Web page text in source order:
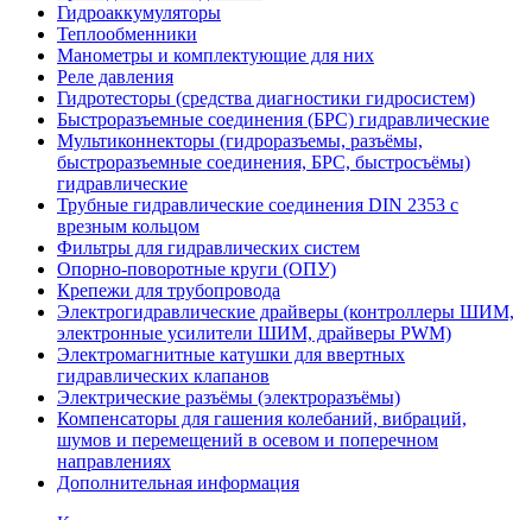
Гидроаккумуляторы
Теплообменники
Манометры и комплектующие для них
Реле давления
Гидротесторы (средства диагностики гидросистем)
Быстроразъемные соединения (БРС) гидравлические
Мультиконнекторы (гидроразъемы, разъёмы,
быстроразъемные соединения, БРС, быстросъёмы)
гидравлические
Трубные гидравлические соединения DIN 2353 с
врезным кольцом
Фильтры для гидравлических систем
Опорно-поворотные круги (ОПУ)
Крепежи для трубопровода
Электрогидравлические драйверы (контроллеры ШИМ,
электронные усилители ШИМ, драйверы PWM)
Электромагнитные катушки для ввертных
гидравлических клапанов
Электрические разъёмы (электроразъёмы)
Компенсаторы для гашения колебаний, вибраций,
шумов и перемещений в осевом и поперечном
направлениях
Дополнительная информация